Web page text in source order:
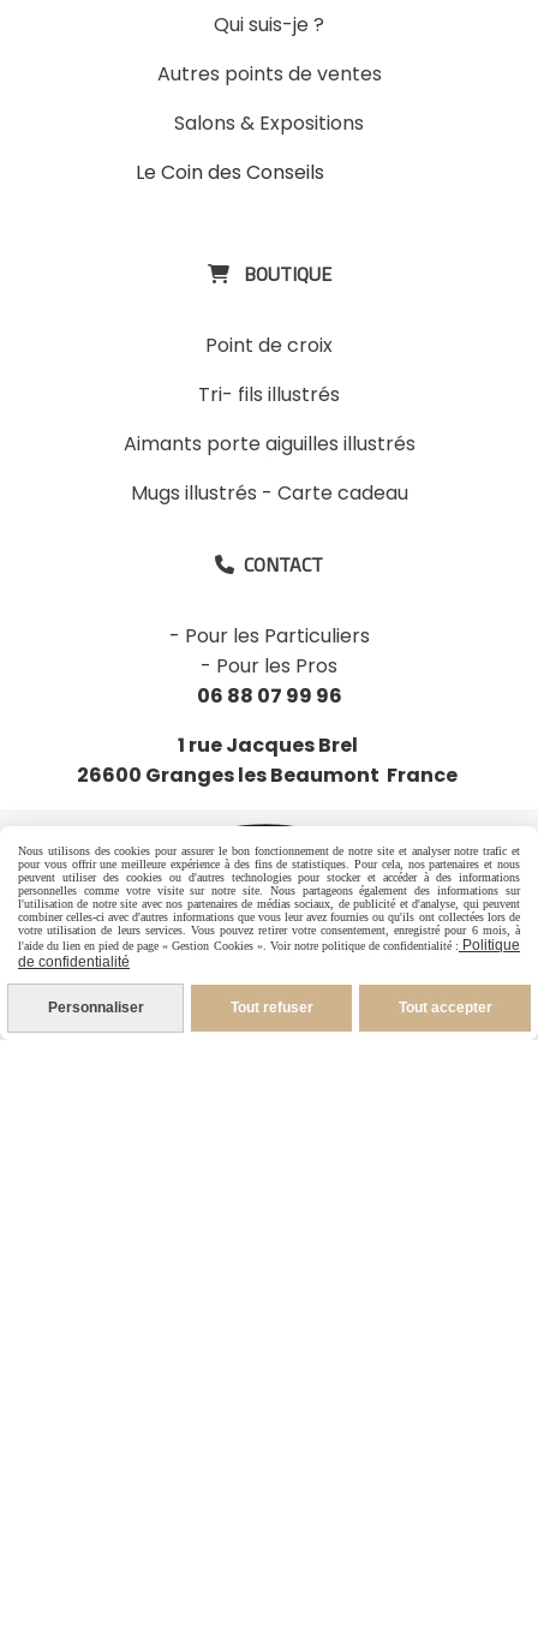
Qui suis-je ?
Autres points de ventes
Salons & Expositions
Le Coin des Conseils
 BOUTIQUE
Point de croix
Tri- fils illustrés
Aimants porte aiguilles illustrés
Mugs illustrés - Carte cadeau
 CONTACT
- Pour les Particuliers
- Pour les Pros
06 88 07 99 96
1 rue Jacques Brel
26600 Granges les Beaumont France
Nous utilisons des cookies pour assurer le bon fonctionnement de notre site et analyser notre trafic et
pour vous offrir une meilleure expérience à des fins de statistiques. Pour cela, nos partenaires et nous
peuvent utiliser des cookies ou d'autres technologies pour stocker et accéder à des informations
personnelles comme votre visite sur notre site. Nous partageons également des informations sur
l'utilisation de notre site avec nos partenaires de médias sociaux, de publicité et d'analyse, qui peuvent
combiner celles-ci avec d'autres informations que vous leur avez fournies ou qu'ils ont collectées lors de
votre utilisation de leurs services. Vous pouvez retirer votre consentement, enregistré pour 6 mois, à
l'aide du lien en pied de page « Gestion Cookies ». Voir notre politique de confidentialité : Politique
de confidentialité
Personnaliser Tout refuser Tout accepter